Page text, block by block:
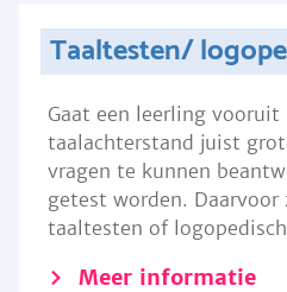
Taaltesten/
Gaat een leerling vooruit
taalachterstand juist
vragen te kunnen
getest worden. Daarvoor
taaltesten of
Meer informatie